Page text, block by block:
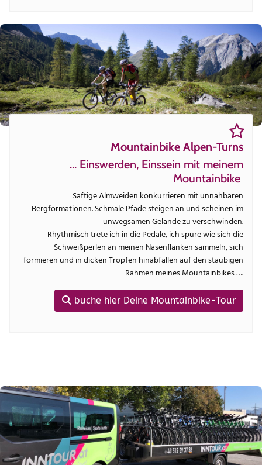
Mountainbike Alpen-Turns
... Einswerden, Einssein mit meinem
Mountainbike
Saftige Almweiden konkurrieren mit unnahbaren
Bergformationen. Schmale Pfade steigen an und scheinen im
unwegsamen Gelände zu verschwinden.
Rhythmisch trete ich in die Pedale, ich spüre wie sich die
Schweißperlen an meinen Nasenflanken sammeln, sich
formieren und in dicken Tropfen hinabfallen auf den staubigen
Rahmen meines Mountainbikes ….
buche hier Deine Mountainbike-Tour